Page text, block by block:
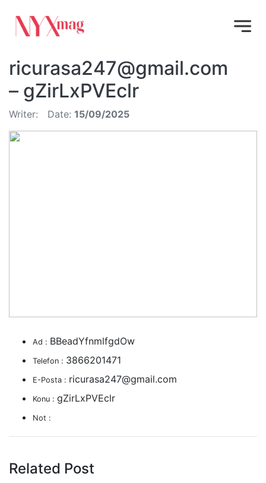
ricurasa247@gmail.com
– gZirLxPVEclr
Writer: Date: 15/09/2025
Ad : BBeadYfnmlfgdOw
Telefon : 3866201471
E-Posta : ricurasa247@gmail.com
Konu : gZirLxPVEclr
Not :
Related Post